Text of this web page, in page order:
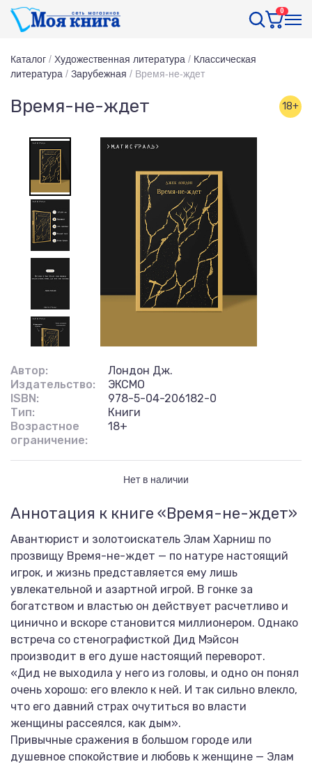
0
Каталог / Художественная литература / Классическая
литература / Зарубежная / Время-не-ждет
Время-не-ждет 18+
Автор:
Лондон Дж.
Издательство:
ЭКСМО
ISBN:
978-5-04-206182-0
Тип:
Книги
Возрастное
ограничение:
18+
Нет в наличии
Аннотация к книге «Время-не-ждет»
Авантюрист и золотоискатель Элам Харниш по
прозвищу Время-не-ждет — по натуре настоящий
игрок, и жизнь представляется ему лишь
увлекательной и азартной игрой. В гонке за
богатством и властью он действует расчетливо и
цинично и вскоре становится миллионером. Однако
встреча со стенографисткой Дид Мэйсон
производит в его душе настоящий переворот.
«Дид не выходила у него из головы, и одно он понял
очень хорошо: его влекло к ней. И так сильно влекло,
что его давний страх очутиться во власти
женщины рассеялся, как дым».
Привычные сражения в большом городе или
душевное спокойствие и любовь к женщине — Элам